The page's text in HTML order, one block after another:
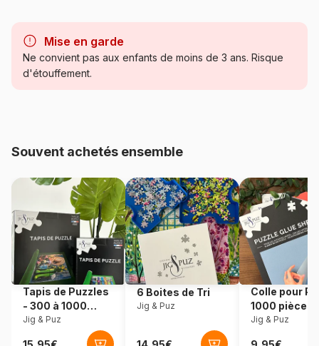
Catégorie Puzzles - Animaux de la ferme
Référence House-Of-Puzzles-HP0363
EAN 5060002003534
Nombre de pièces 500 pièces
Dimensions 69 x 48 cm
Mise en garde
Ne convient pas aux enfants de moins de 3 ans. Risque
d'étouffement.
Souvent achetés ensemble
Tapis de Puzzles
- 300 à 1000
pièces
Jig & Puz
6 Boites de Tri
Jig & Puz
Colle pour
1000 pièces
Jig & Puz